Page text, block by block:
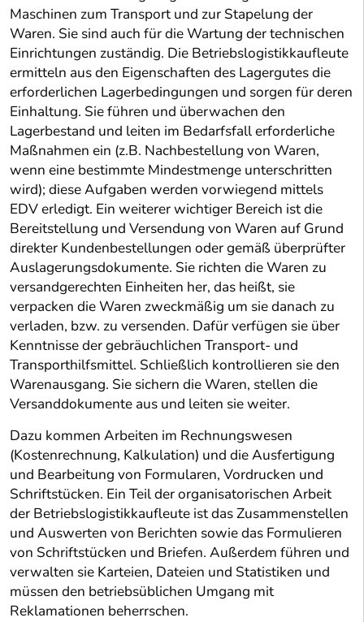
Maschinen zum Transport und zur Stapelung der
Waren. Sie sind auch für die Wartung der technischen
Einrichtungen zuständig. Die Betriebslogistikkaufleute
ermitteln aus den Eigenschaften des Lagergutes die
erforderlichen Lagerbedingungen und sorgen für deren
Einhaltung. Sie führen und überwachen den
Lagerbestand und leiten im Bedarfsfall erforderliche
Maßnahmen ein (z.B. Nachbestellung von Waren,
wenn eine bestimmte Mindestmenge unterschritten
wird); diese Aufgaben werden vorwiegend mittels
EDV erledigt. Ein weiterer wichtiger Bereich ist die
Bereitstellung und Versendung von Waren auf Grund
direkter Kundenbestellungen oder gemäß überprüfter
Auslagerungsdokumente. Sie richten die Waren zu
versandgerechten Einheiten her, das heißt, sie
verpacken die Waren zweckmäßig um sie danach zu
verladen, bzw. zu versenden. Dafür verfügen sie über
Kenntnisse der gebräuchlichen Transport- und
Transporthilfsmittel. Schließlich kontrollieren sie den
Warenausgang. Sie sichern die Waren, stellen die
Versanddokumente aus und leiten sie weiter.
Dazu kommen Arbeiten im Rechnungswesen
(Kostenrechnung, Kalkulation) und die Ausfertigung
und Bearbeitung von Formularen, Vordrucken und
Schriftstücken. Ein Teil der organisatorischen Arbeit
der Betriebslogistikkaufleute ist das Zusammenstellen
und Auswerten von Berichten sowie das Formulieren
von Schriftstücken und Briefen. Außerdem führen und
verwalten sie Karteien, Dateien und Statistiken und
müssen den betriebsüblichen Umgang mit
Reklamationen beherrschen.